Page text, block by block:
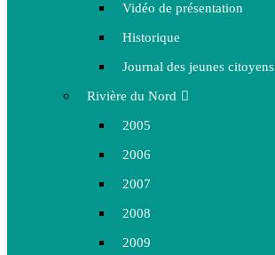
Vidéo de présentation
Historique
Journal des jeunes citoyens
Rivière du Nord
2005
2006
2007
2008
2009